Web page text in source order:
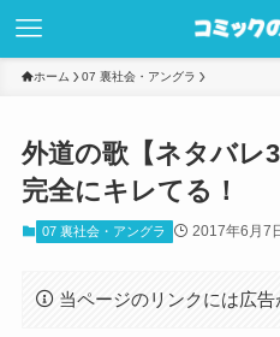
ホーム 07 裏社会・アングラ
外道の歌【ネタバレ
完全にキレてる！
07 裏社会・アングラ 2017年6月7
当ページのリンクには広告